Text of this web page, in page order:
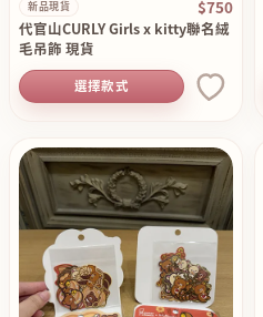
新品現貨 $750
代官山CURLY Girls x kitty聯名絨
毛吊飾 現貨
選擇款式